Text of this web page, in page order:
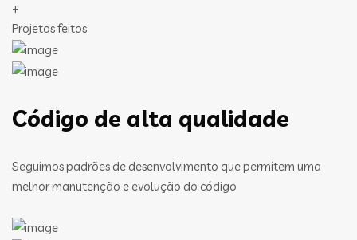
+
Projetos feitos
Código de alta qualidade
Seguimos padrões de desenvolvimento que permitem uma
melhor manutenção e evolução do código